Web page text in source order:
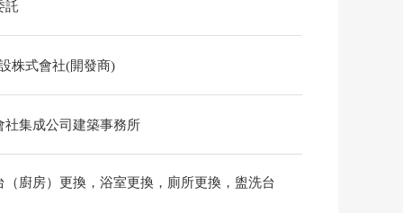
託
株式會社(開發商)
社集成公司建築事務所
（廚房）更換，浴室更換，廁所更換，盥洗台